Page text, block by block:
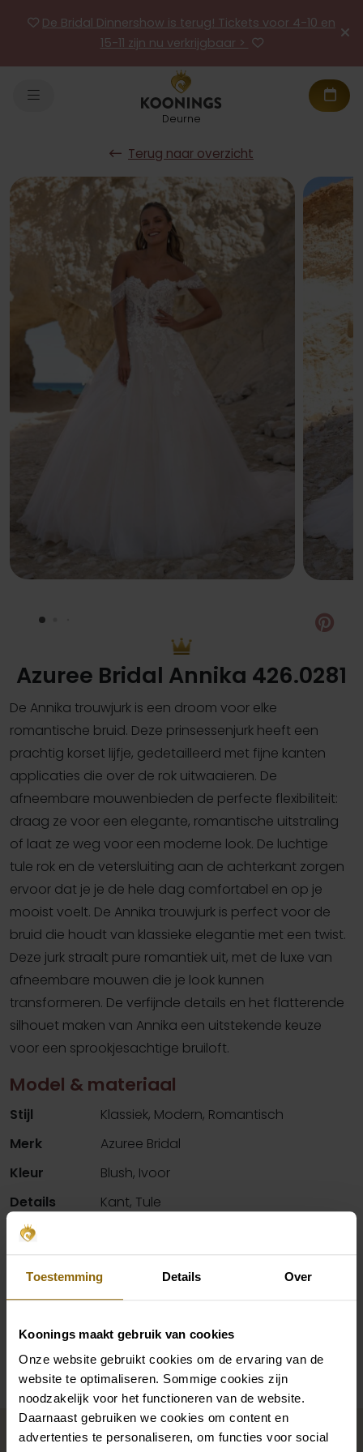
Toestemming Details Over
Koonings maakt gebruik van cookies
Onze website gebruikt cookies om de ervaring van de
website te optimaliseren. Sommige cookies zijn
noodzakelijk voor het functioneren van de website.
Daarnaast gebruiken we cookies om content en
advertenties te personaliseren, om functies voor social
De Bridal Dinnershow is terug! Tickets voor 4-10 en
15-11 zijn nu verkrijgbaar >
Deurne
Terug naar overzicht
Azuree Bridal Annika 426.0281
De Annika trouwjurk is een droom voor elke
romantische bruid. Deze prinsessenjurk heeft een
prachtig korset lijfje, gedetailleerd met fijne kanten
applicaties die over de rok uitwaaieren. De
afneembare mouwenbieden de perfecte flexibiliteit:
draag ze voor een elegante, romantische uitstraling
of laat ze weg voor een moderne look. De luchtige
tule rok en de vetersluiting aan de achterkant zorgen
ervoor dat je je de hele dag comfortabel en op je
mooist voelt. De Annika trouwjurk is perfect voor de
bruid die houdt van klassieke elegantie met een twist.
Deze jurk straalt pure romantiek uit, met de luxe van
afneembare mouwen die je look kunnen
transformeren. De verfijnde details en het flatterende
silhouet maken van Annika een uitstekende keuze
voor een sprookjesachtige bruiloft.
Model & materiaal
Stijl
Klassiek, Modern, Romantisch
Merk
Azuree Bridal
Kleur
Blush, Ivoor
Details
Kant, Tule
Hals
Silhouet
Baljurk
Afneembare mouwen
Beschikbaarheid per winkel
Maak jouw bridallook